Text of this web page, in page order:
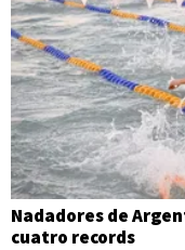
Nadadores de
cuatro records